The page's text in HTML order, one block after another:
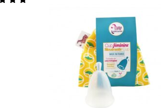
même si ce
Nous
pendant la
naturels sont
Les